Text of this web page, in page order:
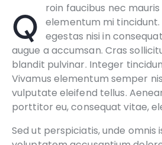
Qroin faucibus nec mauris a sodales, sed
elementum mi
egestas nisi in
augue a accumsan. Cras
blandit pulvinar. Integer
Vivamus elementum semper
vulputate eleifend tellus.
porttitor eu, consequat vitae,
Sed ut perspiciatis, unde omnis